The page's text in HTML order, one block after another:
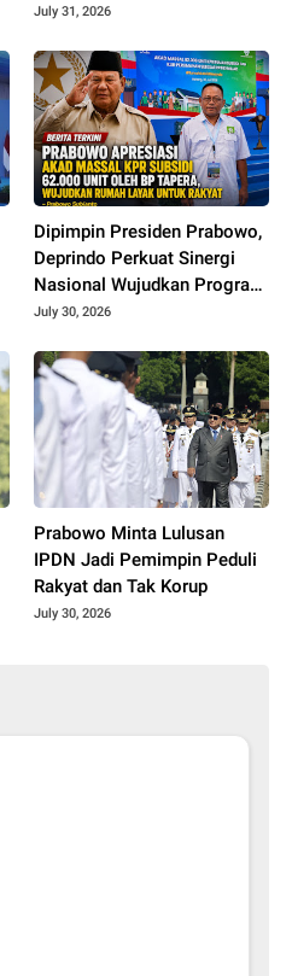
July 31, 2026
Dipimpin Presiden Prabowo,
Deprindo Perkuat Sinergi
Nasional Wujudkan Program
3 Juta Rumah
July 30, 2026
Prabowo Minta Lulusan
IPDN Jadi Pemimpin Peduli
Rakyat dan Tak Korup
July 30, 2026